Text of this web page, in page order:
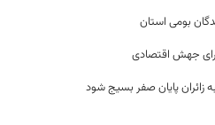
بومی استان
جهش اقتصادی
پایان صفر بسیج شود